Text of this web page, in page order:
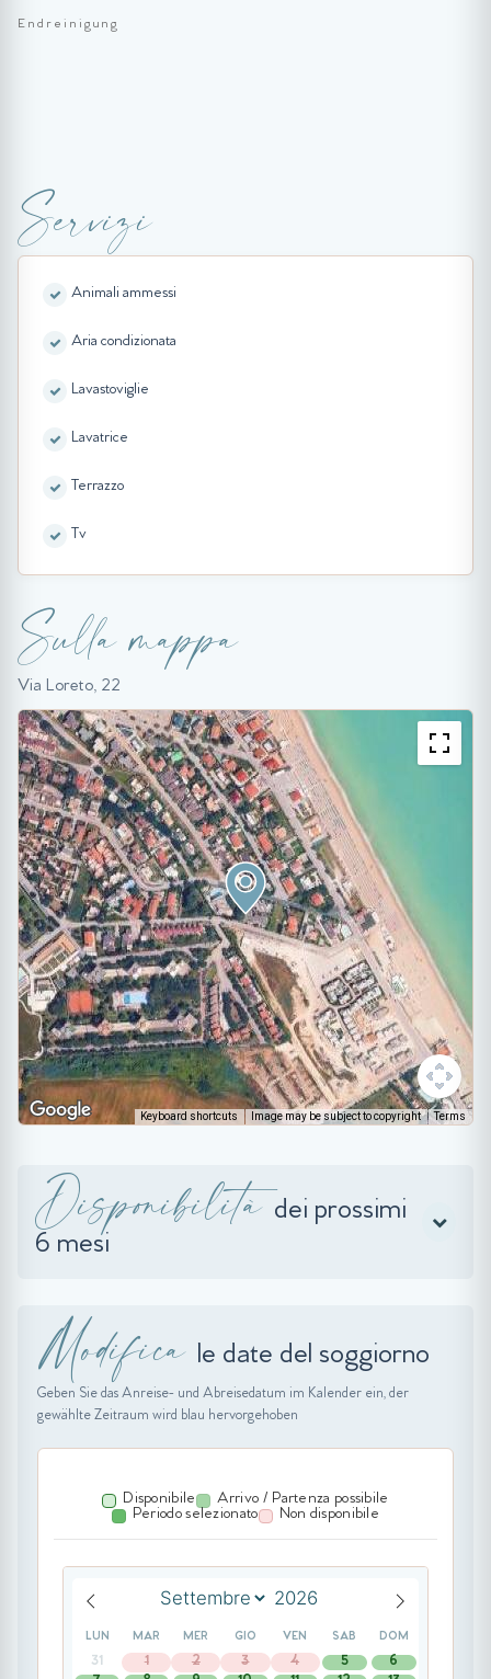
Endreinigung
Servizi
Animali ammessi
Aria condizionata
Lavastoviglie
Lavatrice
Terrazzo
Tv
Sulla mappa
Via Loreto, 22
Keyboard shortcuts Image may be subject to copyright Terms
Disponibilità dei prossimi
6 mesi
Modifica le date del soggiorno
Geben Sie das Anreise- und Abreisedatum im Kalender ein, der
gewählte Zeitraum wird blau hervorgehoben
Disponibile
Arrivo / Partenza possibile
Periodo selezionato
Non disponibile
LUN MAR MER GIO VEN SAB DOM
31 1 2 3 4 5
6